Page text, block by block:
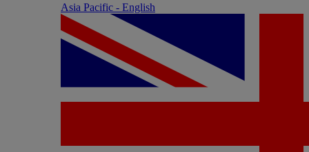
Asia Pacific - English